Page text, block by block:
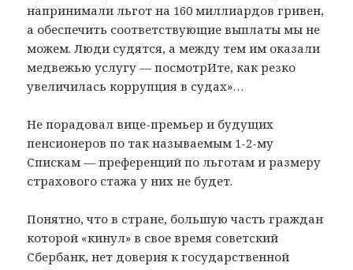
напринимали льгот на 160 миллиардов гривен,
а обеспечить соответствующие выплаты мы не
можем. Люди судятся, а между тем им оказали
медвежью услугу — посмотрИте, как резко
увеличилась коррупция в судах»…
Не порадовал вице-премьер и будущих
пенсионеров по так называемым 1-2-му
Спискам — преференций по льготам и размеру
страхового стажа у них не будет.
Понятно, что в стране, большую часть граждан
которой «кинул» в свое время советский
Сбербанк, нет доверия к государственной